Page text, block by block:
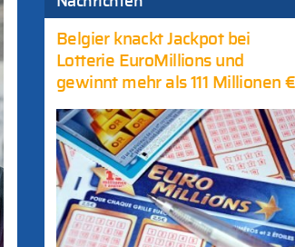
Belgier knackt Jackpot bei
Lotterie EuroMillions und
gewinnt mehr als 111 Millionen €